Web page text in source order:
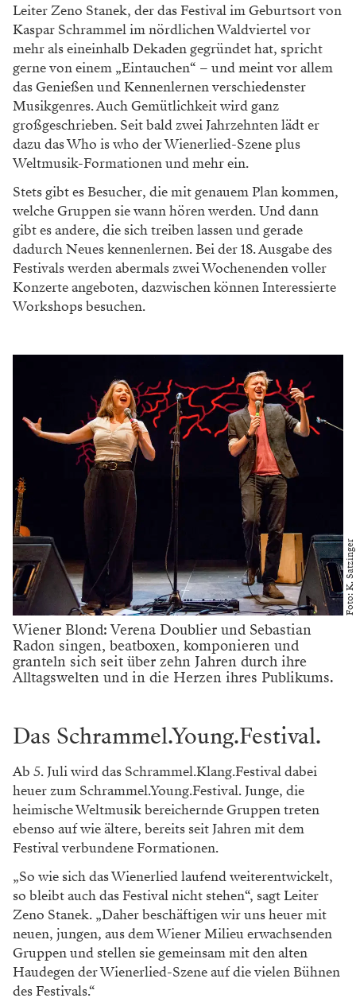
Leiter Zeno Stanek, der das Festival im Geburtsort von
Kaspar Schrammel im nördlichen Waldviertel vor
mehr als eineinhalb Dekaden gegründet hat, spricht
gerne von einem „Eintauchen“ – und meint vor allem
das Genießen und Kennenlernen verschiedenster
Musikgenres. Auch Gemütlichkeit wird ganz
großgeschrieben. Seit bald zwei Jahrzehnten lädt er
dazu das Who is who der Wienerlied-Szene plus
Weltmusik-Formationen und mehr ein.
Stets gibt es Besucher, die mit genauem Plan kommen,
welche Gruppen sie wann hören werden. Und dann
gibt es andere, die sich treiben lassen und gerade
dadurch Neues kennenlernen. Bei der 18. Ausgabe des
Festivals werden abermals zwei Wochenenden voller
Konzerte angeboten, dazwischen können Interessierte
Workshops besuchen.
Foto: K. Satzinger
Wiener Blond: Verena Doublier und Sebastian
Radon singen, beatboxen, komponieren und
granteln sich seit über zehn Jahren durch ihre
Alltagswelten und in die Herzen ihres Publikums.
Das Schrammel.Young.Festival.
Ab 5. Juli wird das Schrammel.Klang.Festival dabei
heuer zum Schrammel.Young.Festival. Junge, die
heimische Weltmusik bereichernde Gruppen treten
ebenso auf wie ältere, bereits seit Jahren mit dem
Festival verbundene Formationen.
„So wie sich das Wienerlied laufend weiterentwickelt,
so bleibt auch das Festival nicht stehen“, sagt Leiter
Zeno Stanek. „Daher beschäftigen wir uns heuer mit
neuen, jungen, aus dem Wiener Milieu erwachsenden
Gruppen und stellen sie gemeinsam mit den alten
Haudegen der Wienerlied-Szene auf die vielen Bühnen
des Festivals.“